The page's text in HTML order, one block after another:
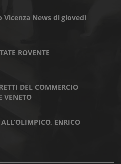
Vicenza News di giovedì
ROVENTE
DEL COMMERCIO
VENETO
ENRICO